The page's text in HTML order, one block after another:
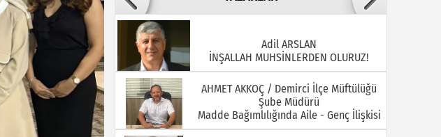
22.07.2026 20.07.2026
Şube Müdürü
Madde Bağımlılığında Aile - Genç İlişkisi
Ahmet İNCE
“ADAM ALINIR, ADAM SATILIR!!”